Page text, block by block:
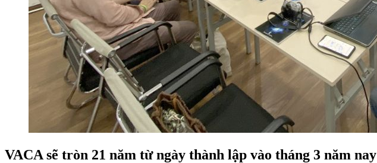
VACA sẽ tròn 21 năm từ ngày thành lập vào tháng 3 năm nay